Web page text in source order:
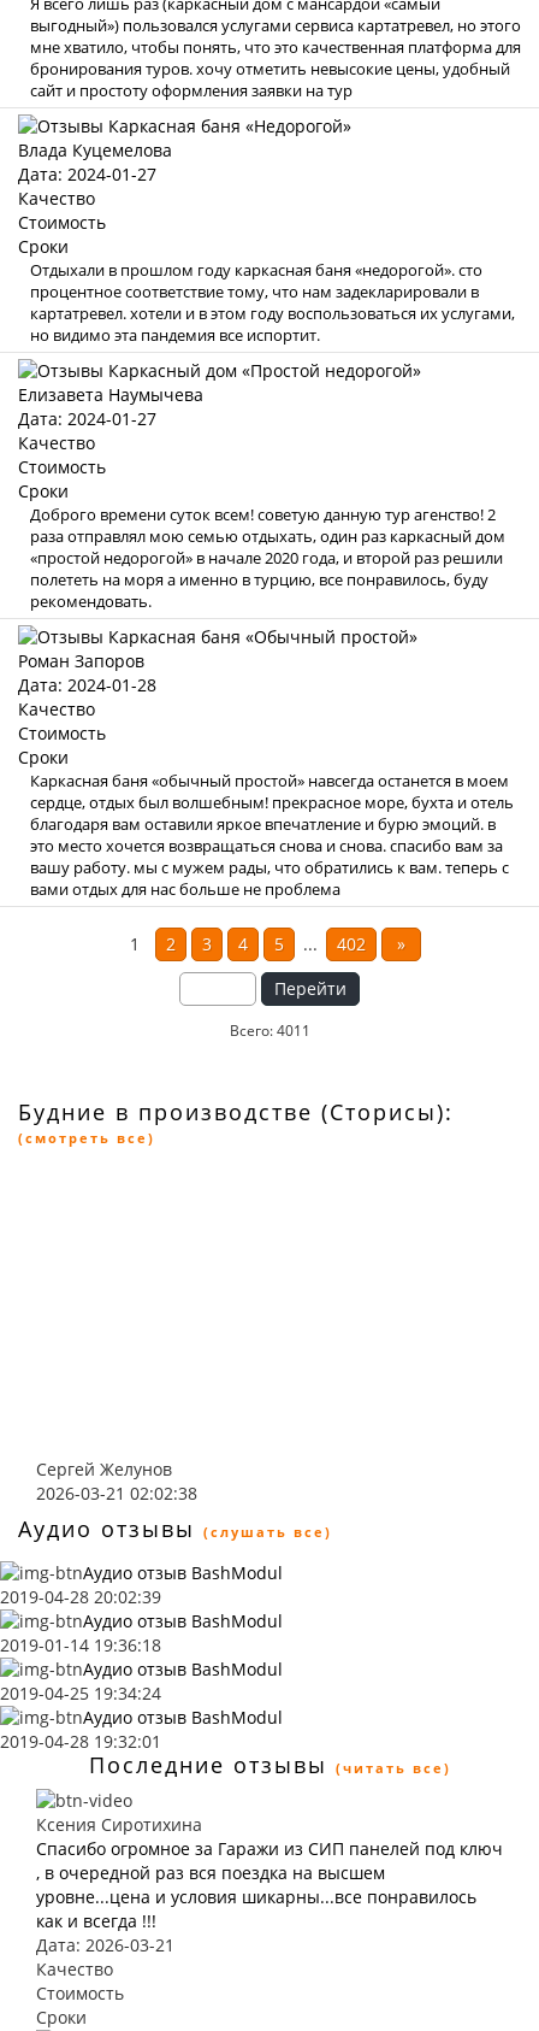
выгодный») пользовался услугами сервиса картатревел, но этого
мне хватило, чтобы понять, что это качественная платформа для
бронирования туров. хочу отметить невысокие цены, удобный
сайт и простоту оформления заявки на тур
Влада Куцемелова
Дата: 2024-01-27
Качество
Стоимость
Сроки
Отдыхали в прошлом году каркасная баня «недорогой». сто
процентное соответствие тому, что нам задекларировали в
картатревел. хотели и в этом году воспользоваться их услугами,
но видимо эта пандемия все испортит.
Елизавета Наумычева
Дата: 2024-01-27
Качество
Стоимость
Сроки
Доброго времени суток всем! советую данную тур агенство! 2
раза отправлял мою семью отдыхать, один раз каркасный дом
«простой недорогой» в начале 2020 года, и второй раз решили
полететь на моря а именно в турцию, все понравилось, буду
рекомендовать.
Роман Запоров
Дата: 2024-01-28
Качество
Стоимость
Сроки
Каркасная баня «обычный простой» навсегда останется в моем
сердце, отдых был волшебным! прекрасное море, бухта и отель
благодаря вам оставили яркое впечатление и бурю эмоций. в
это место хочется возвращаться снова и снова. спасибо вам за
вашу работу. мы с мужем рады, что обратились к вам. теперь с
вами отдых для нас больше не проблема
1 2 3 4 5 ... 402
»
Перейти
Всего: 4011
Будние в производстве (Сторисы):
(смотреть все)
Сергей Желунов
2026-03-21 02:02:38
Аудио отзывы (слушать все)
Аудио отзыв BashModul
2019-04-28 20:02:39
Аудио отзыв BashModul
2019-01-14 19:36:18
Аудио отзыв BashModul
2019-04-25 19:34:24
Аудио отзыв BashModul
2019-04-28 19:32:01
Последние отзывы (читать все)
Ксения Сиротихина
Спасибо огромное за Гаражи из СИП панелей под ключ
, в очередной раз вся поездка на высшем
уровне...цена и условия шикарны...все понравилось
как и всегда !!!
Дата: 2026-03-21
Качество
Стоимость
Сроки